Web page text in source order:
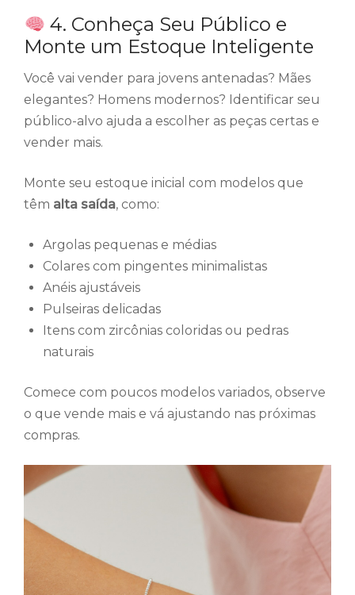
4. Conheça Seu Público e
Monte um Estoque Inteligente
Você vai vender para jovens antenadas? Mães
elegantes? Homens modernos? Identificar seu
público-alvo ajuda a escolher as peças certas e
vender mais.
Monte seu estoque inicial com modelos que
têm alta saída, como:
Argolas pequenas e médias
Colares com pingentes minimalistas
Anéis ajustáveis
Pulseiras delicadas
Itens com zircônias coloridas ou pedras
naturais
Comece com poucos modelos variados, observe
o que vende mais e vá ajustando nas próximas
compras.